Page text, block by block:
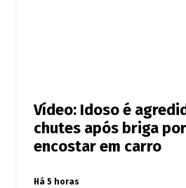
Vídeo: Idoso é
chutes após briga
encostar em carro
Há 5 horas